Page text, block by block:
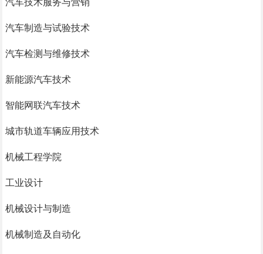
汽车制造与试验技术
汽车检测与维修技术
新能源汽车技术
智能网联汽车技术
城市轨道车辆应用技术
机械工程学院
工业设计
机械设计与制造
机械制造及自动化